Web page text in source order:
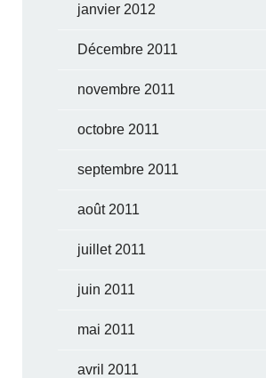
janvier 2012
Décembre 2011
novembre 2011
octobre 2011
septembre 2011
août 2011
juillet 2011
juin 2011
mai 2011
avril 2011